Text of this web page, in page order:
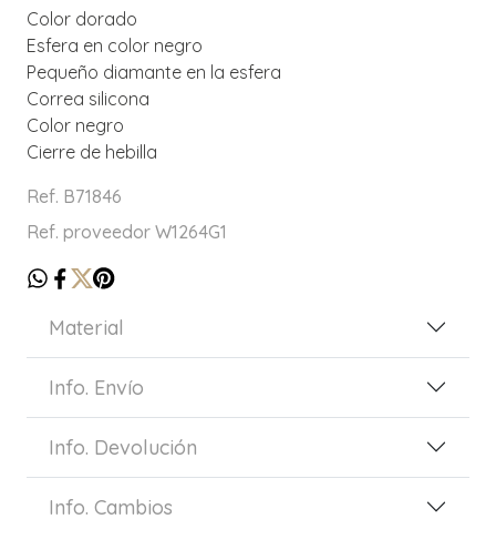
Color dorado
Esfera en color negro
Pequeño diamante en la esfera
Correa silicona
Color negro
Cierre de hebilla
Ref. B71846
Ref. proveedor W1264G1
Material
Info. Envío
Info. Devolución
Info. Cambios